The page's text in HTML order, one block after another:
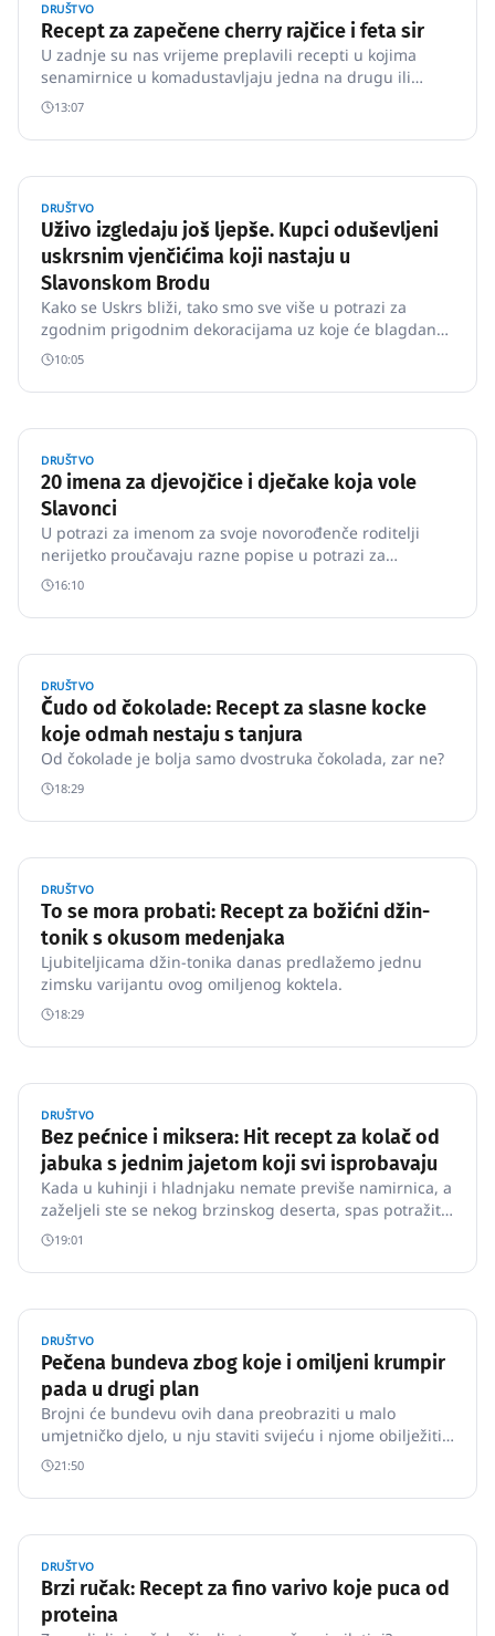
DRUŠTVO
Recept za zapečene cherry rajčice i feta sir
U zadnje su nas vrijeme preplavili recepti u kojima
senamirnice u komadustavljaju jedna na drugu ili
jedna uz drugu u jednu posudu za pečenje.
13:07
DRUŠTVO
Uživo izgledaju još ljepše. Kupci oduševljeni
uskrsnim vjenčićima koji nastaju u
Slavonskom Brodu
Kako se Uskrs bliži, tako smo sve više u potrazi za
zgodnim prigodnim dekoracijama uz koje će blagdan
biti još posebniji i ljepši.
10:05
DRUŠTVO
20 imena za djevojčice i dječake koja vole
Slavonci
U potrazi za imenom za svoje novorođenče roditelji
nerijetko proučavaju razne popise u potrazi za
inspiracijom.
16:10
DRUŠTVO
Čudo od čokolade: Recept za slasne kocke
koje odmah nestaju s tanjura
Od čokolade je bolja samo dvostruka čokolada, zar ne?
18:29
DRUŠTVO
To se mora probati: Recept za božićni džin-
tonik s okusom medenjaka
Ljubiteljicama džin-tonika danas predlažemo jednu
zimsku varijantu ovog omiljenog koktela.
18:29
DRUŠTVO
Bez pećnice i miksera: Hit recept za kolač od
jabuka s jednim jajetom koji svi isprobavaju
Kada u kuhinji i hladnjaku nemate previše namirnica, a
zaželjeli ste se nekog brzinskog deserta, spas potražite
u ovom ukusnom kolaču s jabukama za koji vam treba
samo jedno jaje, dvije jabuke i minimum dodatnih
sastojaka.
19:01
DRUŠTVO
Pečena bundeva zbog koje i omiljeni krumpir
pada u drugi plan
Brojni će bundevu ovih dana preobraziti u malo
umjetničko djelo, u nju staviti svijeću i njome obilježiti
Noć vještica.
21:50
DRUŠTVO
Brzi ručak: Recept za fino varivo koje puca od
proteina